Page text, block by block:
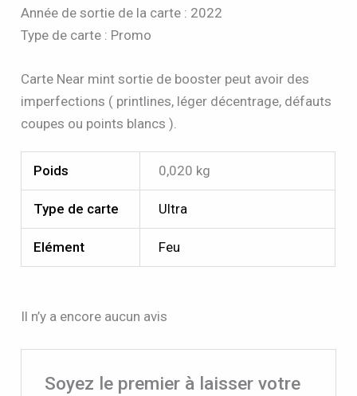
Année de sortie de la carte : 2022
Type de carte : Promo
Carte Near mint sortie de booster peut avoir des
imperfections ( printlines, léger décentrage, défauts
coupes ou points blancs ).
Poids 0,020 kg
Type de carte Ultra
Elément Feu
Il n’y a encore aucun avis
Soyez le premier à laisser votre